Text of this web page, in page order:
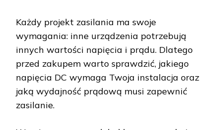
Każdy projekt zasilania ma swoje
wymagania: inne urządzenia potrzebują
innych wartości napięcia i prądu. Dlatego
przed zakupem warto sprawdzić, jakiego
napięcia DC wymaga Twoja instalacja oraz
jaką wydajność prądową musi zapewnić
zasilanie.